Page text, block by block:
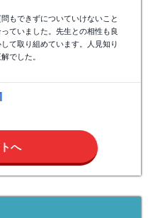
もできずについていけないこと
ていました。先生との相性も良
て取り組めています。人見知り
でした。
へ